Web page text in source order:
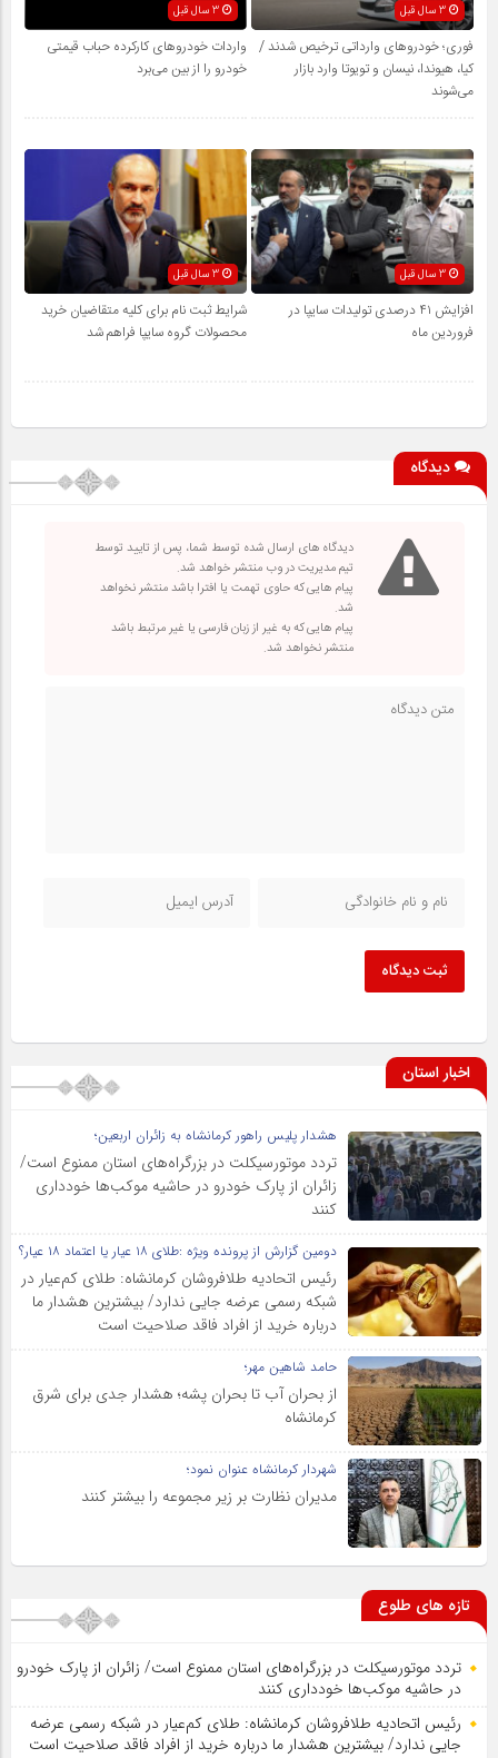
3 سال قبل
فوری؛ خودروهای وارداتی ترخیص شدند /
کیا، هیوندا، نیسان و تویوتا وارد بازار
می‌شوند
واردات خودروهای کارکرده حباب قیمتی
خودرو را از بین می‌برد
3 سال قبل
افزایش ۴۱ درصدی تولیدات سایپا در
فروردین ماه
شرایط ثبت نام برای کلیه متقاضیان خرید
محصولات گروه سایپا فراهم شد
دیدگاه
دیدگاه های ارسال شده توسط شما، پس از تایید توسط
تیم مدیریت در وب منتشر خواهد شد.
پیام هایی که حاوی تهمت یا افترا باشد منتشر نخواهد
شد.
پیام هایی که به غیر از زبان فارسی یا غیر مرتبط باشد
منتشر نخواهد شد.
ثبت دیدگاه
اخبار استان
هشدار پلیس راهور کرمانشاه به زائران اربعین؛
تردد موتورسیکلت در بزرگراه‌های استان ممنوع است/
زائران از پارک خودرو در حاشیه موکب‌ها خودداری
کنند
دومین گزارش از پرونده ویژه :طلای ۱۸ عیار یا اعتماد ۱۸ عیار؟
رئیس اتحادیه طلافروشان کرمانشاه: طلای کم‌عیار در
شبکه رسمی عرضه جایی ندارد/ بیشترین هشدار ما
درباره خرید از افراد فاقد صلاحیت است
حامد شاهین مهر؛
از بحران آب تا بحران پشه؛ هشدار جدی برای شرق
کرمانشاه
شهردار کرمانشاه عنوان نمود؛
مدیران نظارت بر زیر مجموعه را بیشتر کنند
تازه های طلوع
تردد موتورسیکلت در بزرگراه‌های استان ممنوع است/ زائران از پارک خودرو
در حاشیه موکب‌ها خودداری کنند
رئیس اتحادیه طلافروشان کرمانشاه: طلای کم‌عیار در شبکه رسمی عرضه
جایی ندارد/ بیشترین هشدار ما درباره خرید از افراد فاقد صلاحیت است